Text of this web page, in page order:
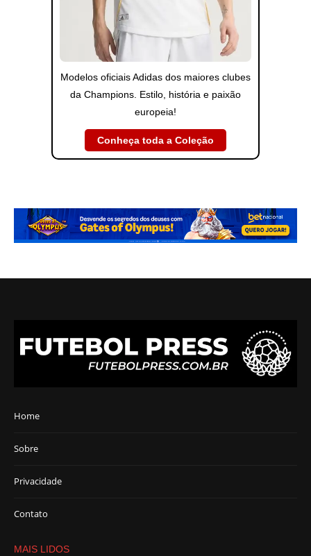
Modelos oficiais Adidas dos maiores clubes
da Champions. Estilo, história e paixão
europeia!
Conheça toda a Coleção
Home
Sobre
Privacidade
Contato
MAIS LIDOS